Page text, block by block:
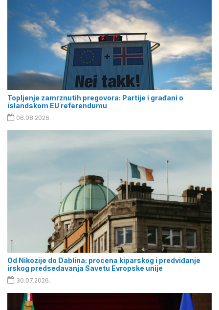
Topljenje zamrznutih pregovora: Partije i građani o
islandskom EU referendumu
06.08.2026.
Od Nikozije do Dablina: procena kiparskog i predviđanje
irskog predsedavanja Savetu Evropske unije
30.07.2026.